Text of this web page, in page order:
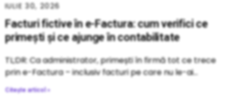
Facturi fictive în e-Factura: cum verifici ce
primești și ce ajunge în contabilitate
IULIE 30, 2026
TL;DR: Ca administrator, primești în firmă tot ce trece
prin e-Factura – inclusiv facturi pe care nu le-ai
Citește articol »